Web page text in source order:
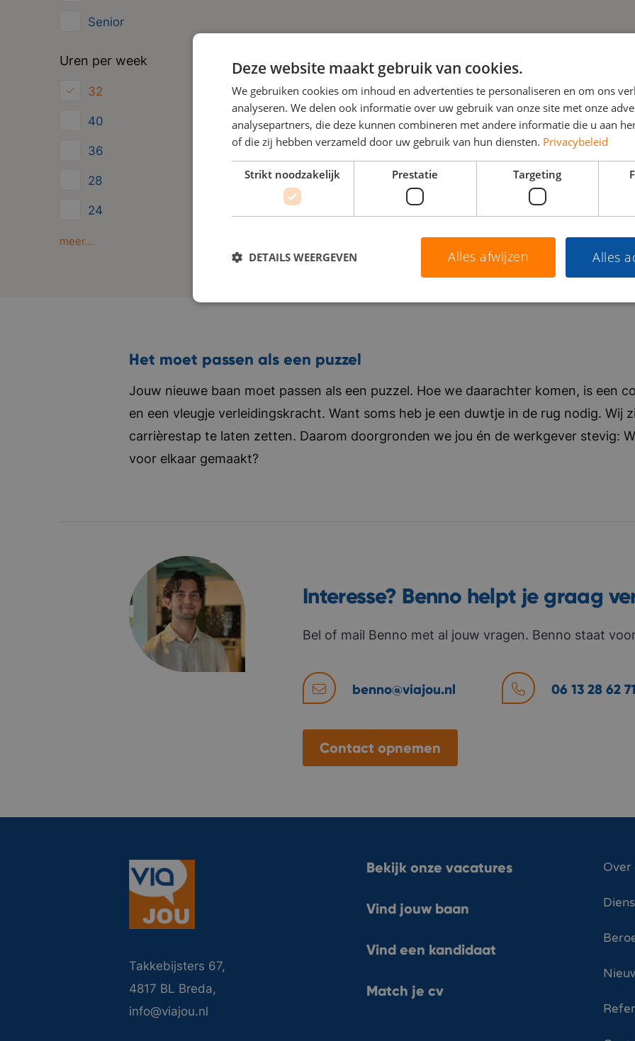
Senior
Uren per week
32
40
36
28
24
Minder dan 24
meer...
Het moet passen als een puzzel
Jouw nieuwe baan moet passen als een puzzel. Hoe we daarachter komen, is een
en een vleugje verleidingskracht. Want soms heb je een duwtje in de rug nodig. Wij
carrièrestap te laten zetten. Daarom doorgronden we jou én de werkgever stevig:
voor elkaar gemaakt?
Interesse? Benno helpt je graag
Bel of mail Benno met al jouw vragen. Benno staat
benno@viajou.nl 06 13 28 62
Contact opnemen
Takkebijsters 67,
4817 BL Breda,
info@viajou.nl
Bekijk onze vacatures
Vind jouw baan
Vind een kandidaat
Match je cv
Over
Deze website maakt gebruik van cookies.
We gebruiken cookies om inhoud en advertenties te personaliseren en om ons
analyseren. We delen ook informatie over uw gebruik van onze site met onze
analysepartners, die deze kunnen combineren met andere informatie die u aan
of die zij hebben verzameld door uw gebruik van hun diensten. Privacybeleid
Strikt noodzakelijk Prestatie Targeting
Alles
Alles afwijzen
DETAILS WEERGEVEN